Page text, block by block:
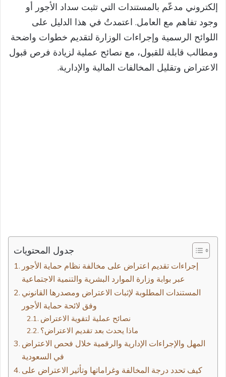
إلكتروني مدعّم بالمستندات التي تثبت سداد الأجور أو
وجود تفاهم مع العامل. اعتمدتُ في هذا الدليل على
اللوائح الرسمية وإجراءات الوزارة لتقديم خطوات واضحة
ومطالب قابلة للقبول، مع نصائح عملية لزيادة فرص قبول
الاعتراض وتقليل المخالفات المالية والإدارية.
جدول المحتويات
إجراءات تقديم اعتراض على مخالفة نظام حماية الأجور
عبر بوابة وزارة الموارد البشرية والتنمية الاجتماعية
المستندات المطلوبة لإثبات الاعتراض ومصدرها القانوني
وفق لائحة حماية الأجور
نصائح عملية لتقوية الاعتراض
ماذا يحدث بعد تقديم الاعتراض؟
المهل والإجراءات الإدارية والرقمية خلال فحص الاعتراض
في السعودية
كيف تحدد درجة المخالفة وغراماتها وتأثير الاعتراض على